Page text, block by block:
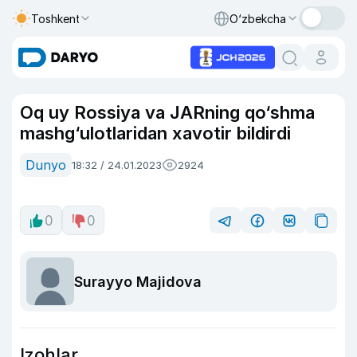
Toshkent O‘zbekcha
Oq uy Rossiya va JARning qo‘shma
mashg‘ulotlaridan xavotir bildirdi
Dunyo 18:32 / 24.01.2023 2924
0 0
Surayyo Majidova